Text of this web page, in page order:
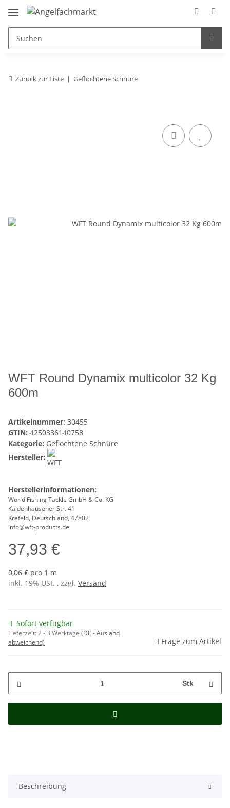
Zurück zur Liste Geflochtene Schnüre
WFT Round Dynamix multicolor 32 Kg
600m
Artikelnummer: 30455
GTIN: 4250336140758
Kategorie: Geflochtene Schnüre
Hersteller:
Herstellerinformationen:
World Fishing Tackle GmbH & Co. KG
Kaldenhausener Str. 41
Krefeld, Deutschland, 47802
info@wft-products.de
37,93 €
0,06 € pro 1 m
inkl. 19% USt. , zzgl. Versand
Sofort verfügbar
Lieferzeit:2 - 3 Werktage (DE - Ausland
abweichend)
Frage zum Artikel
Stk
Beschreibung